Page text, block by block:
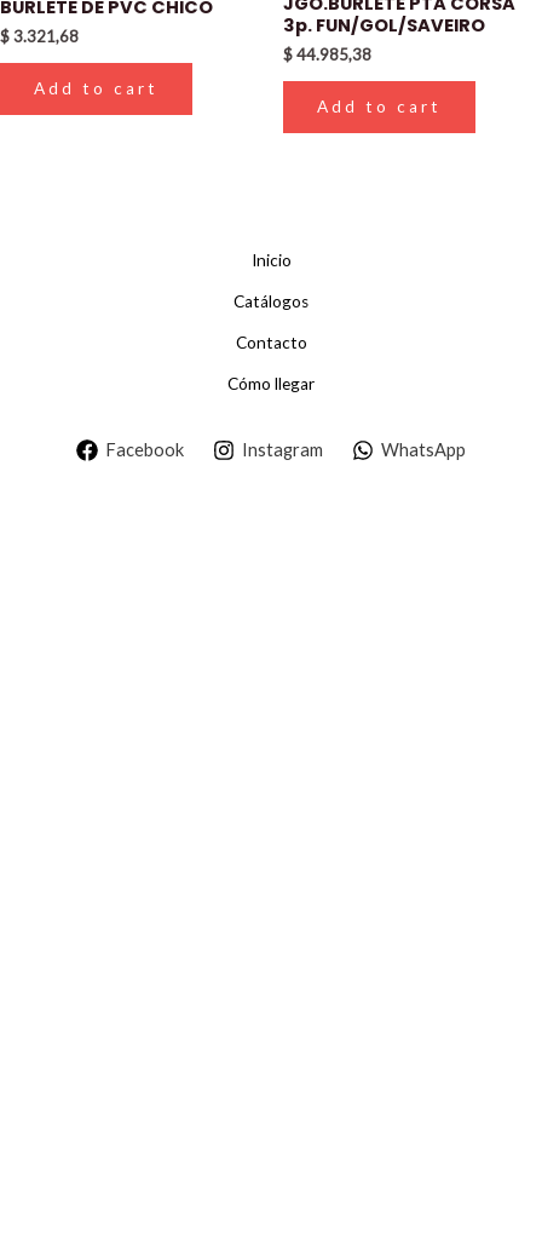
BURLETE DE PVC CHICO
$3.321,68
Add to cart
3p. FUN/GOL/SAVEIRO
$44.985,38
Add to cart
Inicio
Catálogos
Contacto
Cómo llegar
Facebook Instagram WhatsApp